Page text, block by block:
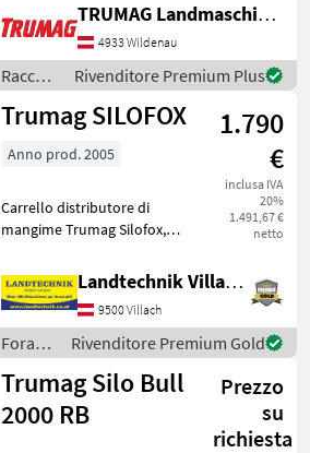
Bereifung: 15.0/55-17AS
Preis: ab Eur 23.500, --
diverse
Zusatzausrüstungen wie
Schneidwerk,
TRUMAG Landmaschinen VertriebsgmbH
4933 Wildenau
Raccolta
mangimi
/
Rivenditore Premium Plus
Trumag SILOFOX
1.790
€
inclusa IVA
20%
1.491,67 €
netto
Anno prod. 2005
Carrello distributore di
mangime Trumag Silofox,
venduta così com’è,
disponibile
immediatamente Per
ulteriori domande, il nostro
venditore esp
Landtechnik Villach GmbH
9500 Villach
Foraggiamento
/
Trumag
Rivenditore Premium Gold
Trumag Silo Bull
2000 RB
Prezzo
su
richiesta